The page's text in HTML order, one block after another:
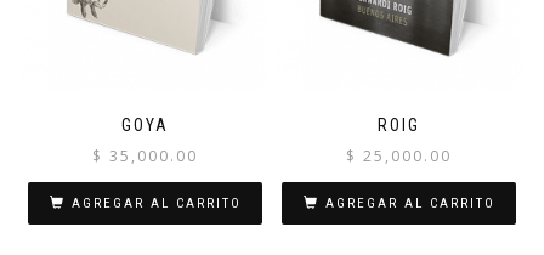
GOYA
$ 35,000.00
AGREGAR AL CARRITO
ROIG
$ 25,000.00
AGREGAR AL CARRITO